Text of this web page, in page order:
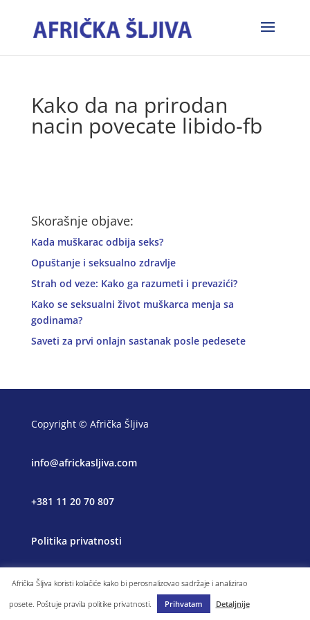
Kako da na prirodan
nacin povecate libido-fb
Skorašnje objave:
Kada muškarac odbija seks?
Opuštanje i seksualno zdravlje
Strah od veze: Kako ga razumeti i prevazići?
Kako se seksualni život muškarca menja sa
godinama?
Saveti za prvi onlajn sastanak posle pedesete
Copyright © Afrička Šljiva
info@africkasljiva.com
+381 11 20 70 807
Politika privatnosti
Afrička Šljiva koristi kolačiće kako bi perosnalizovao sadržaje i analizirao
posete. Poštuje pravila politike privatnosti.
Prihvatam Detaljnije